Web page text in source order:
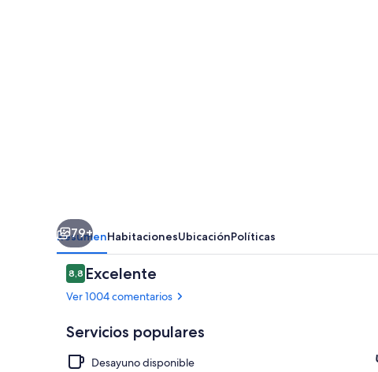
79+
ResumenHabitacionesUbicaciónPolíticas
Comentarios
8,88,8 de 10
Excelente
Ver 1004 comentarios
Servicios populares
Desayuno disponible